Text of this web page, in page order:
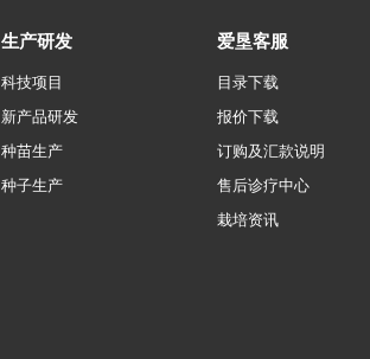
生产研发
科技项目
新产品研发
种苗生产
种子生产
爱垦客服
目录下载
报价下载
订购及汇款说明
售后诊疗中心
栽培资讯